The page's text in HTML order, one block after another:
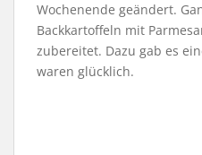
Wochenende geändert.
Backkartoffeln mit
zubereitet. Dazu gab es
waren glücklich.